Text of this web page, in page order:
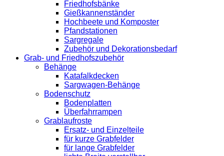
Friedhofsbänke
Gießkannenständer
Hochbeete und Komposter
Pfandstationen
Sargregale
Zubehör und Dekorationsbedarf
Grab- und Friedhofszubehör
Behänge
Katafalkdecken
Sargwagen-Behänge
Bodenschutz
Bodenplatten
Überfahrrampen
Grablaufroste
Ersatz- und Einzelteile
für kurze Grabfelder
für lange Grabfelder